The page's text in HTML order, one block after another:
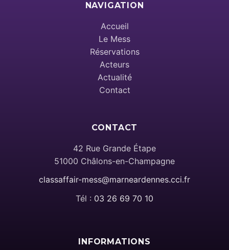
NAVIGATION
Accueil
Le Mess
Réservations
Acteurs
Actualité
Contact
CONTACT
42 Rue Grande Étape
51000 Châlons-en-Champagne
classaffair-mess@marneardennes.cci.fr
Tél : 03 26 69 70 10
INFORMATIONS